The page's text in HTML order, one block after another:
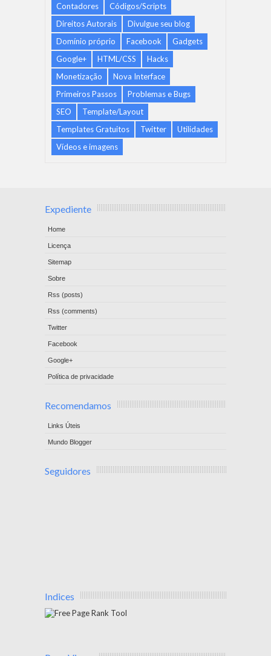
Contadores
Códigos/Scripts
Direitos Autorais
Divulgue seu blog
Domínio próprio
Facebook
Gadgets
Google+
HTML/CSS
Hacks
Monetização
Nova Interface
Primeiros Passos
Problemas e Bugs
SEO
Template/Layout
Templates Gratuitos
Twitter
Utilidades
Vídeos e imagens
Expediente
Home
Licença
Sitemap
Sobre
Rss (posts)
Rss (comments)
Twitter
Facebook
Google+
Política de privacidade
Recomendamos
Links Úteis
Mundo Blogger
Seguidores
Indices